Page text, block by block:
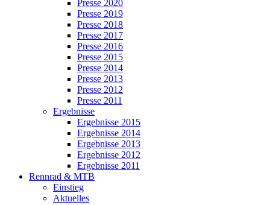
Presse 2020
Presse 2019
Presse 2018
Presse 2017
Presse 2016
Presse 2015
Presse 2014
Presse 2013
Presse 2012
Presse 2011
Ergebnisse
Ergebnisse 2015
Ergebnisse 2014
Ergebnisse 2013
Ergebnisse 2012
Ergebnisse 2011
Rennrad & MTB
Einstieg
Aktuelles